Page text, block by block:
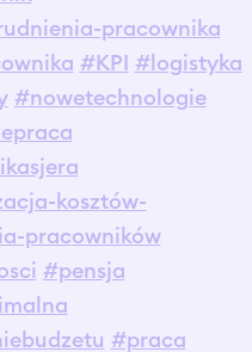
pracownika
#KPI
#logistyka
#nowetechnologie
kosztów-
pracowników
#pensja
#praca